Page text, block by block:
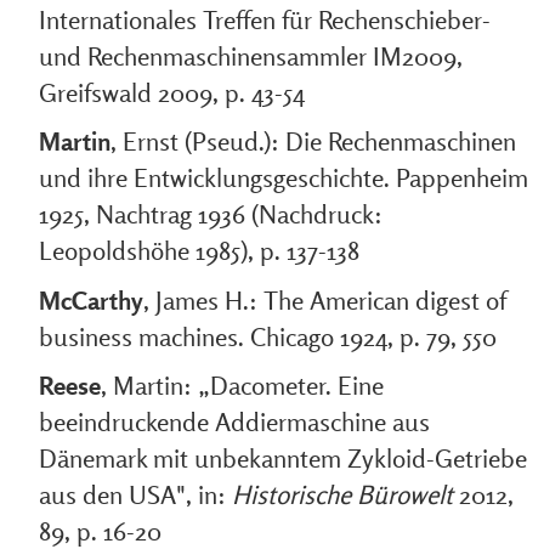
Internationales Treffen für Rechenschieber-
und Rechenmaschinensammler IM2009,
Greifswald 2009, p. 43-54
Martin, Ernst (Pseud.): Die Rechenmaschinen
und ihre Entwicklungsgeschichte. Pappenheim
1925, Nachtrag 1936 (Nachdruck:
Leopoldshöhe 1985), p. 137-138
McCarthy, James H.: The American digest of
business machines. Chicago 1924, p. 79, 550
Reese, Martin: „Dacometer. Eine
beeindruckende Addiermaschine aus
Dänemark mit unbekanntem Zykloid-Getriebe
aus den USA", in: Historische Bürowelt2012,
89, p. 16-20